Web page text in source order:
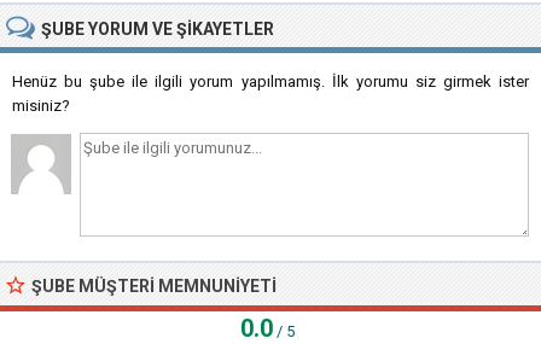
ŞUBEYORUM VE ŞIKAYETLER
Henüz bu şube ile ilgili yorum yapılmamış. İlk yorumu siz girmek ister
misiniz?
ŞUBE MÜŞTERI MEMNUNIYETI
0.0 / 5